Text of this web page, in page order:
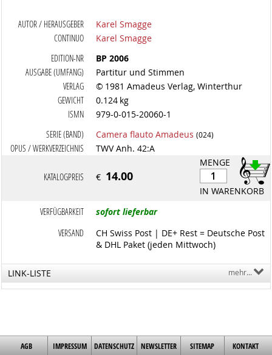
AUTOR / HERAUSGEBER
Karel Smagge
CONTINUO
Karel Smagge
EDITION-NR
BP 2006
AUSGABE (UMFANG)
Partitur und Stimmen
VERLAG
© 1981 Amadeus Verlag, Winterthur
GEWICHT
0.124 kg
ISMN
979-0-015-20060-1
SERIE (BAND)
Camera flauto Amadeus (024)
OPUS / WERKVERZEICHNIS
TWV Anh. 42:A
MENGE
IN WARENKORB
KATALOGPREIS € 14.00
VERFÜGBARKEIT
sofort lieferbar
VERSAND
CH Swiss Post | DE+ Rest = Deutsche Post
& DHL Paket (jeden Mittwoch)
LINK-LISTE mehr...
AGB IMPRESSUM DATENSCHUTZ NEWSLETTER SITEMAP KONTAKT